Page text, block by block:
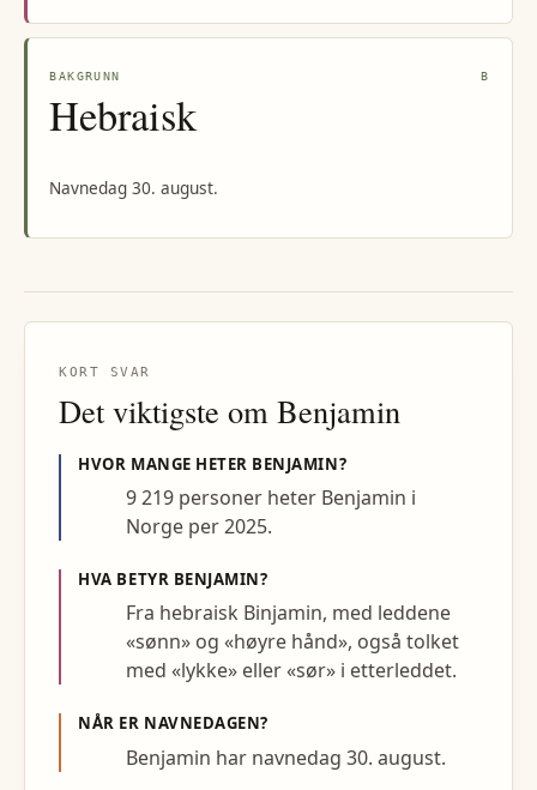
BAKGRUNN B
Hebraisk
Navnedag 30. august.
KORT SVAR
Det viktigste om Benjamin
HVOR MANGE HETER BENJAMIN?
9 219 personer heter Benjamin i
Norge per 2025.
HVA BETYR BENJAMIN?
Fra hebraisk Binjamin, med leddene
«sønn» og «høyre hånd», også tolket
med «lykke» eller «sør» i etterleddet.
NÅR ER NAVNEDAGEN?
Benjamin har navnedag 30. august.